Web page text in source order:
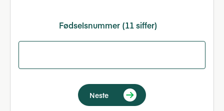
Fødselsnummer (11 siffer)
Neste